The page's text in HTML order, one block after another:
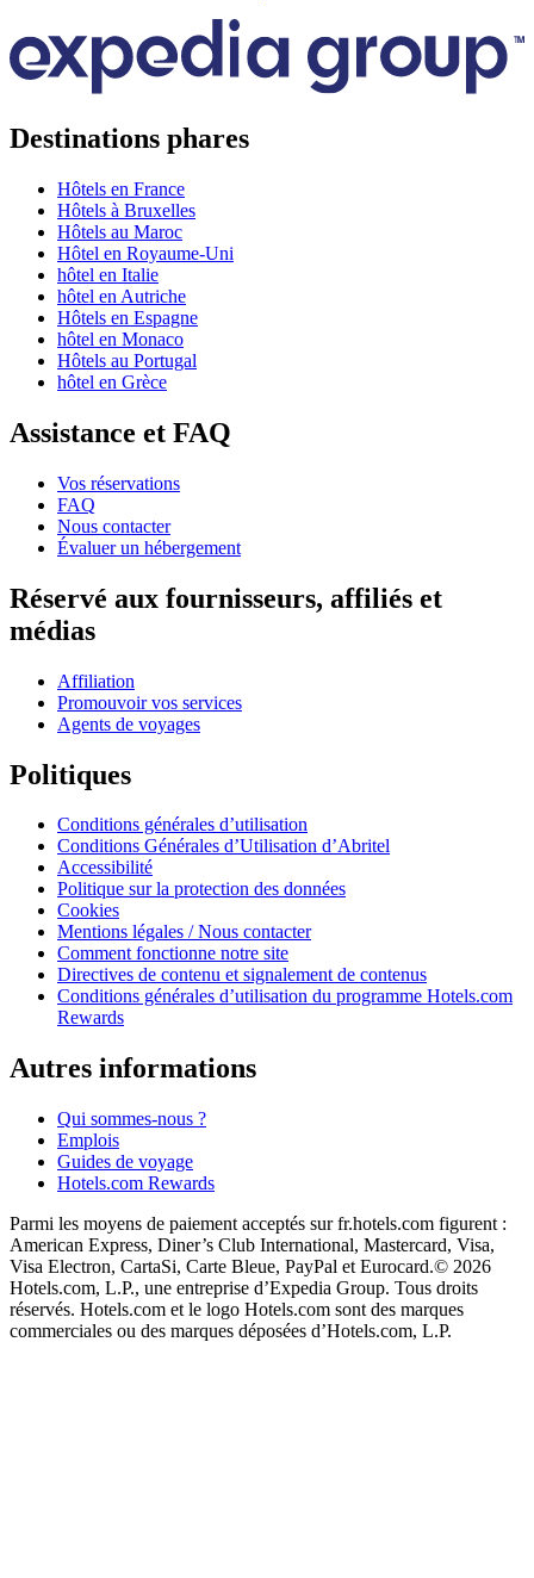
Destinations phares
Hôtels en France
Hôtels à Bruxelles
Hôtels au Maroc
Hôtel en Royaume-Uni
hôtel en Italie
hôtel en Autriche
Hôtels en Espagne
hôtel en Monaco
Hôtels au Portugal
hôtel en Grèce
Assistance et FAQ
Vos réservations
FAQ
Nous contacter
Évaluer un hébergement
Réservé aux fournisseurs, affiliés et
médias
Affiliation
Promouvoir vos services
Agents de voyages
Politiques
Conditions générales d’utilisation
Conditions Générales d’Utilisation d’Abritel
Accessibilité
Politique sur la protection des données
Cookies
Mentions légales / Nous contacter
Comment fonctionne notre site
Directives de contenu et signalement de contenus
Conditions générales d’utilisation du programme Hotels.com
Rewards
Autres informations
Qui sommes-nous ?
Emplois
Guides de voyage
Hotels.com Rewards
Parmi les moyens de paiement acceptés sur fr.hotels.com figurent :
American Express, Diner’s Club International, Mastercard, Visa,
Visa Electron, CartaSi, Carte Bleue, PayPal et Eurocard.© 2026
Hotels.com, L.P., une entreprise d’Expedia Group. Tous droits
réservés. Hotels.com et le logo Hotels.com sont des marques
commerciales ou des marques déposées d’Hotels.com, L.P.